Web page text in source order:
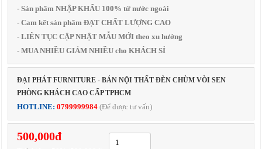
- Sản phẩm NHẬP KHẨU 100% từ nước ngoài
- Cam kết sản phẩm ĐẠT CHẤT LƯỢNG CAO
- LIÊN TỤC CẬP NHẬT MẪU MỚI theo xu hướng
- MUA NHIỀU GIẢM NHIỀU cho KHÁCH SỈ
ĐẠI PHÁT FURNITURE - BÁN NỘI THẤT ĐÈN CHÙM VÒI SEN
PHÒNG KHÁCH CAO CẤP TPHCM
HOTLINE:0799999984 (Để được tư vấn)
500,000đ